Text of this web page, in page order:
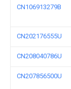
CN106913279B
CN202176555U
CN208040786U
CN207856500U